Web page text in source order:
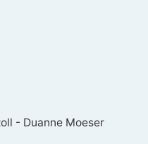
- Duanne Moeser